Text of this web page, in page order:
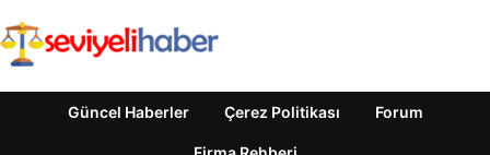
Güncel Haberler Çerez Politikası Forum